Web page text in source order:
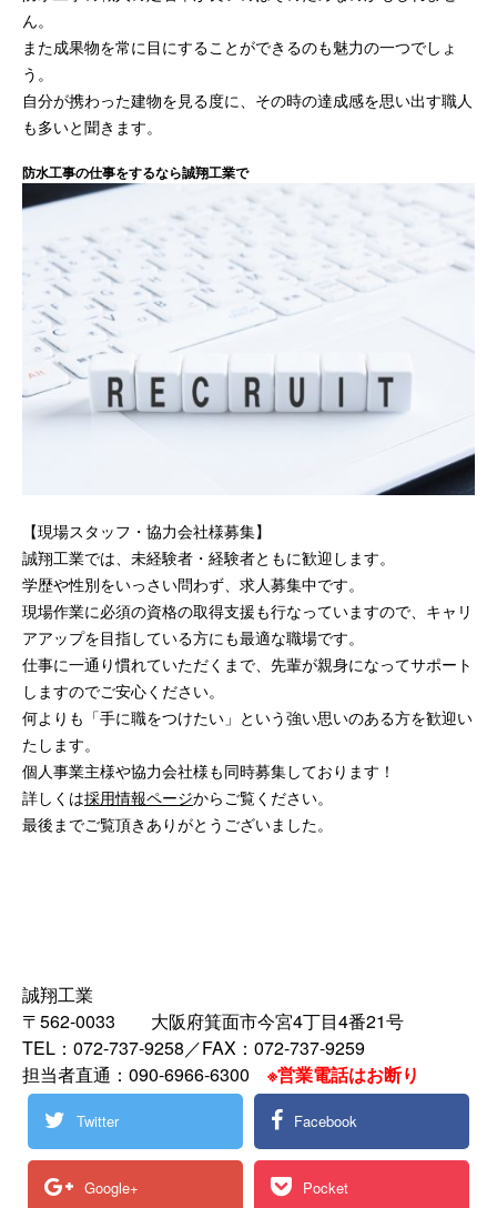
ん。
また成果物を常に目にすることができるのも魅力の一つでしょ
う。
自分が携わった建物を見る度に、その時の達成感を思い出す職人
も多いと聞きます。
防水工事の仕事をするなら誠翔工業で
【現場スタッフ・協力会社様募集】
誠翔工業では、未経験者・経験者ともに歓迎します。
学歴や性別をいっさい問わず、求人募集中です。
現場作業に必須の資格の取得支援も行なっていますので、キャリ
アアップを目指している方にも最適な職場です。
仕事に一通り慣れていただくまで、先輩が親身になってサポート
しますのでご安心ください。
何よりも「手に職をつけたい」という強い思いのある方を歓迎い
たします。
個人事業主様や協力会社様も同時募集しております！
詳しくは採用情報ページからご覧ください。
最後までご覧頂きありがとうございました。
誠翔工業
〒562-0033 大阪府箕面市今宮4丁目4番21号
TEL：072-737-9258／FAX：072-737-9259
担当者直通：090-6966-6300 ※営業電話はお断り
Twitter Facebook
Google+ Pocket